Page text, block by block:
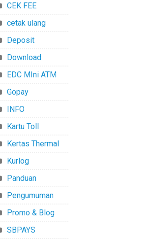
CEK FEE
cetak ulang
Deposit
Download
EDC MIni ATM
Gopay
INFO
Kartu Toll
Kertas Thermal
Kurlog
Panduan
Pengumuman
Promo & Blog
SBPAYS